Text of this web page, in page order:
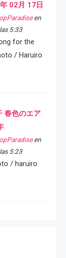
02月 17日
en
5:33
for the
/ Haruiro
春色のエア
en
5:23
/ haruiro